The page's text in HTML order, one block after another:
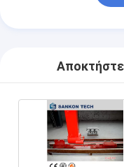
Αποκτήστε